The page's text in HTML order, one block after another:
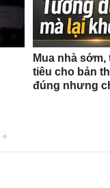
Mua nhà
tiêu cho bản
đúng nhưng